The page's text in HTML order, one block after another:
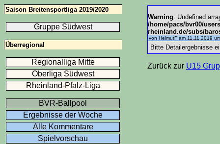
Warning: Undefined
/home/pacs/bvr00/
rheinland.de/subs/
von HelmutF am 11.11.2019
Bitte Detailergebnisse
Zurück zur U15
Saison Breitensportliga 2019/2020
Gruppe Südwest
Überregional
Regionalliga Mitte
Oberliga Südwest
Rheinland-Pfalz-Liga
BVR-Ballpool
Ergebnisse der Woche
Alle Kommentare
Spielvorschau